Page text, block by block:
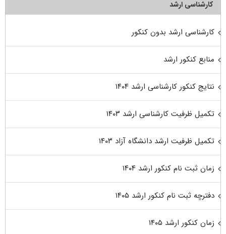
کارشناسی ارشد
کارشناسی ارشد بدون کنکور
منابع کنکور ارشد
نتایج کنکور کارشناسی ارشد ۱۴۰۴
تکمیل ظرفیت کارشناسی ارشد ۱۴۰۳
تکمیل ظرفیت ارشد دانشگاه آزاد ۱۴۰۳
زمان ثبت نام کنکور ارشد ۱۴۰۴
دفترچه ثبت نام کنکور ارشد ۱۴۰۵
زمان کنکور ارشد ۱۴۰۵